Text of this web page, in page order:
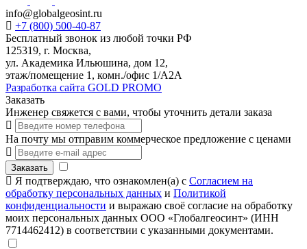
info@globalgeosint.ru
+7 (800) 500-40-87
Бесплатный звонок из любой точки РФ
125319, г. Москва,
ул. Академика Ильюшина, дом 12,
этаж/помещение 1, комн./офис 1/А2А
Разработка сайта GOLD PROMO
Заказать
Инженер свяжется с вами, чтобы уточнить детали заказа
На почту мы отправим коммерческое предложение с ценами
Заказать
Я подтверждаю, что ознакомлен(а) с Согласием на
обработку персональных данных и Политикой
конфиденциальности и выражаю своё согласие на обработку
моих персональных данных ООО «Глобалгеосинт» (ИНН
7714462412) в соответствии с указанными документами.